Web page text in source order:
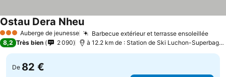
3 ÉtoilesAuberge de jeunesse Barbecue extérieur et terrasse ensoleillée
Ostau Dera Nheu
8,2 Très bien 2 090 à 12.2 km de : Station de Ski Luchon-Superbagnères
De 82 €